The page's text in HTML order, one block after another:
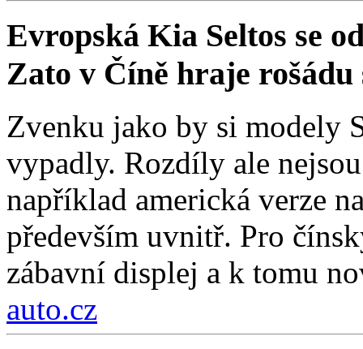
Evropská Kia Seltos se
Zato v Číně hraje
Zvenku jako by si modely
vypadly. Rozdíly ale
například americká verze
především uvnitř. Pro
zábavní displej a k tomu
auto.cz